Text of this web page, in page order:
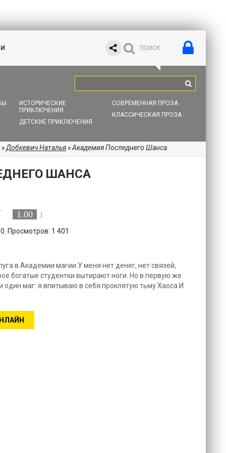
ИСТОРИЧЕСКИЕ
ПРИКЛЮЧЕНИЯ
ДЕТСКИЕ ПРИКЛЮЧЕНИЯ
СОВРЕМЕННАЯ ПРОЗА
КЛАССИЧЕСКАЯ ПРОЗА
»Добкевич Наталья» Академия Последнего Шанса
ШАНСА
1.00 1
Просмотров: 1 401
в Академии магии.У меня нет денег, нет связей,
богатые студентки вытирают ноги. Но в первую же
один маг: я впитываю в себя проклятую тьму Хаоса.И